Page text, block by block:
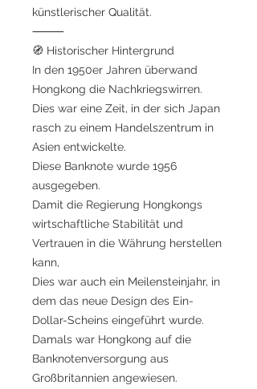
künstlerischer Qualität.
⸻
🧭 Historischer Hintergrund
In den 1950er Jahren überwand
Hongkong die Nachkriegswirren.
Dies war eine Zeit, in der sich Japan
rasch zu einem Handelszentrum in
Asien entwickelte.
Diese Banknote wurde 1956
ausgegeben.
Damit die Regierung Hongkongs
wirtschaftliche Stabilität und
Vertrauen in die Währung herstellen
kann,
Dies war auch ein Meilensteinjahr, in
dem das neue Design des Ein-
Dollar-Scheins eingeführt wurde.
Damals war Hongkong auf die
Banknotenversorgung aus
Großbritannien angewiesen.